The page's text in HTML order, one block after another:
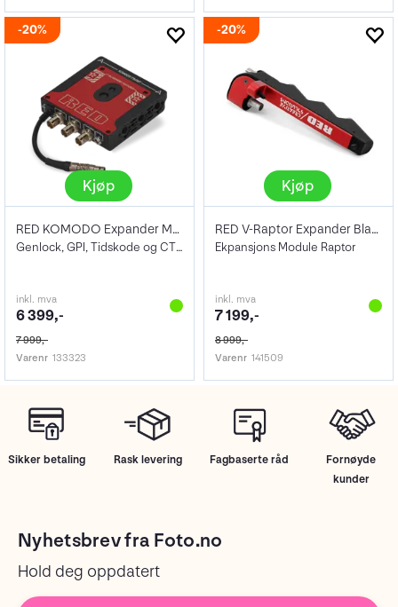
20%
Kjøp
RED KOMODO Expander Module
Genlock, GPI, Tidskode og CTRL
inkl. mva
6 399,-
7 999,-
Varenr 133323
20%
Kjøp
RED V-Raptor Expander Blade
Ekpansjons Module Raptor
inkl. mva
7 199,-
8 999,-
Varenr 141509
Sikker betaling Rask levering Fagbaserte råd
Fornøyde
kunder
Nyhetsbrev fra Foto.no
Hold deg oppdatert